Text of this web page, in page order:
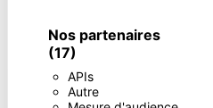
Nos partenaires
(17)
APIs
Autre
En cochant